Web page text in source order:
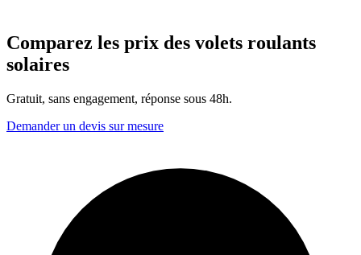
Comparez les prix des volets roulants
solaires
Gratuit, sans engagement, réponse sous 48h.
Demander un devis sur mesure